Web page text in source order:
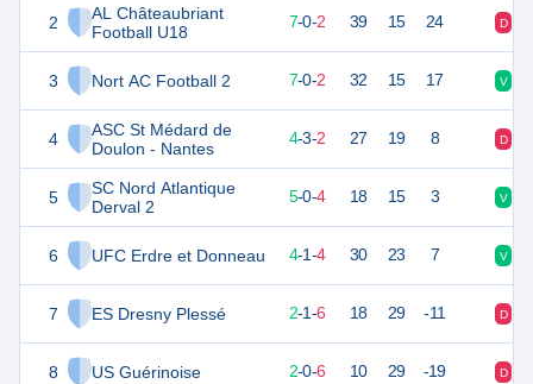
2
AL Châteaubriant
Football U18
3 Nort AC Football 2
4
ASC St Médard de
Doulon - Nantes
5
SC Nord Atlantique
Derval 2
6 UFC Erdre et Donneau
7 ES Dresny Plessé
8 US Guérinoise
21 7-0-2 39 15 24 D
20 7-0-2 32 15 17 V
15 4-3-2 27 19 8 D
15 5-0-4 18 15 3 V
12 9 4-1-4 30 23 7 V
7 2-1-6 18 29 -11 D
2-0-6 10 29 -19 D